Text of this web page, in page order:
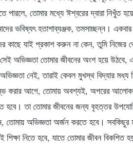
পারলে, তোমার মধ্যে ঈশ্বরের দ্বারা নিখুঁত
ভবিষ্যৎ হতাশাব্যঞ্জক, তমসাচ্ছন্ন।
কাছে যাই প্রকাশ করুন না কেন, তুমি নিজের
অভিজ্ঞতা তোমার জীবনের অংশ হয়ে
নেই, তারাই কেবল মুখস্থ বিদ্যার মধ্য
করার আগে, তোমায় অবশ্যই, অপরের
হবে। তা তোমার জীবনের জন্য বৃহত্তর
তোমায় অভিজ্ঞতা অর্জন করতে হবে। সবকিছুর
শিক্ষা নিতে হবে, যাতে তোমার জীবন